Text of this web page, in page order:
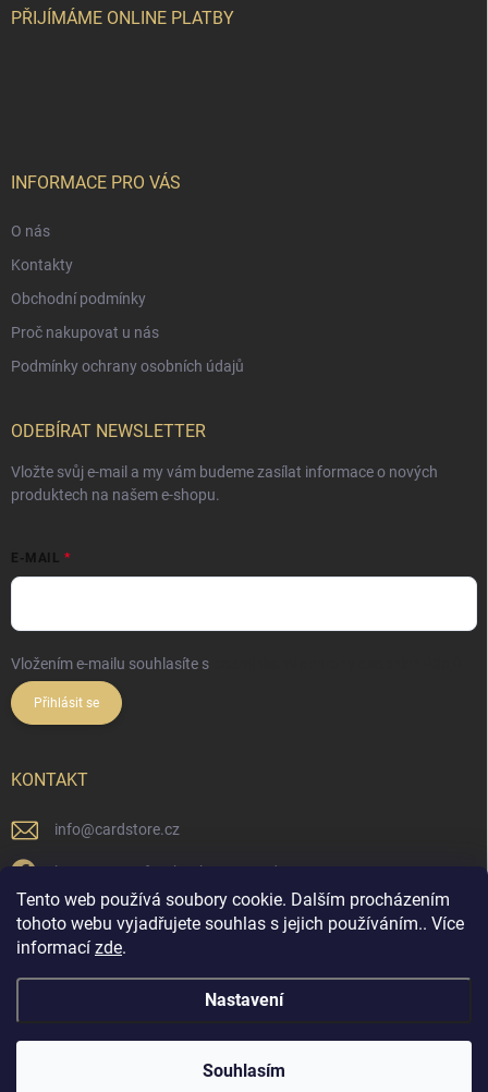
Tento web používá soubory cookie. Dalším procházením
tohoto webu vyjadřujete souhlas s jejich používáním.. Více
informací zde.
Nastavení
Souhlasím
PŘIJÍMÁME ONLINE PLATBY
INFORMACE PRO VÁS
O nás
Kontakty
Obchodní podmínky
Proč nakupovat u nás
Podmínky ochrany osobních údajů
ODEBÍRAT NEWSLETTER
Vložte svůj e-mail a my vám budeme zasílat informace o nových
produktech na našem e-shopu.
E-MAIL
Vložením e-mailu souhlasíte s
Přihlásit se
KONTAKT
info@cardstore.cz
https://www.facebook.com/cardstorecz
cardstore.cz/
@cardstore.cz/
Cardstore.cz . Všechna práva vyhrazena.